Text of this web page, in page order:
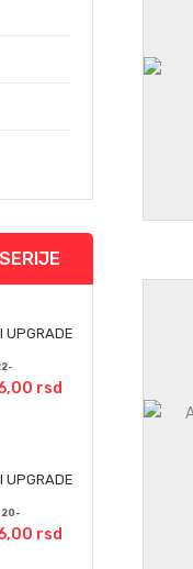
UPGRADE
rsd
UPGRADE
20-
rsd